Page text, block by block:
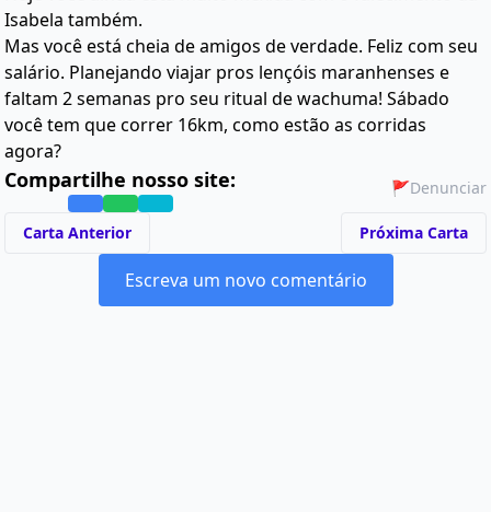
Isabela também.
Mas você está cheia de amigos de verdade. Feliz com seu
salário. Planejando viajar pros lençóis maranhenses e
faltam 2 semanas pro seu ritual de wachuma! Sábado
você tem que correr 16km, como estão as corridas
agora?
Compartilhe nosso site: 🚩Denunciar
Carta Anterior Próxima Carta
Escreva um novo comentário